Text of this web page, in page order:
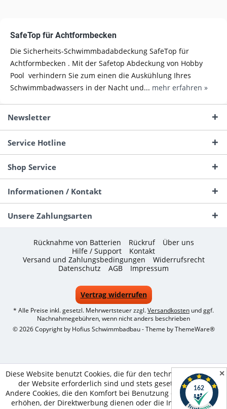
SafeTop für Achtformbecken
Die Sicherheits-Schwimmbadabdeckung SafeTop für
Achtformbecken . Mit der Safetop Abdeckung von Hobby
Pool verhindern Sie zum einen die Auskühlung Ihres
Schwimmbadwassers in der Nacht und... mehr erfahren »
Newsletter
Service Hotline
Shop Service
Informationen / Kontakt
Unsere Zahlungsarten
Rücknahme von Batterien Rückruf
Über uns
Hilfe / Support
Kontakt
Versand und Zahlungsbedingungen
Widerrufsrecht
Datenschutz
AGB Impressum
Vertrag widerrufen
* Alle Preise inkl. gesetzl. Mehrwertsteuer zzgl.Versandkosten und ggf.
Nachnahmegebühren, wenn nicht anders beschrieben
© 2026 Copyright by Hofius Schwimmbadbau - Theme byThemeWare®
Diese Website benutzt Cookies, die für den technischen Betrieb
der Website erforderlich sind und stets gesetzt werden.
Andere Cookies, die den Komfort bei Benutzung dieser Website
erhöhen, der Direktwerbung dienen oder die Interaktion mit
✕